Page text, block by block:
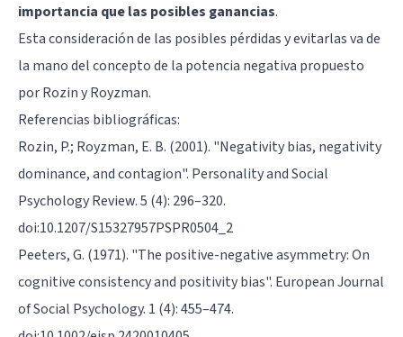
importancia que las posibles ganancias.
Esta consideración de las posibles pérdidas y evitarlas va de
la mano del concepto de la potencia negativa propuesto
por Rozin y Royzman.
Referencias bibliográficas:
Rozin, P.; Royzman, E. B. (2001). "Negativity bias, negativity
dominance, and contagion". Personality and Social
Psychology Review. 5 (4): 296–320.
doi:10.1207/S15327957PSPR0504_2
Peeters, G. (1971). "The positive-negative asymmetry: On
cognitive consistency and positivity bias". European Journal
of Social Psychology. 1 (4): 455–474.